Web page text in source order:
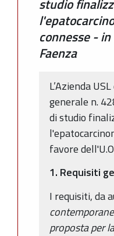
studio
connesse -
Faenza
L’Azienda
generale n.
di studio
favore
1. Requisiti
I requisiti, da
proposta per